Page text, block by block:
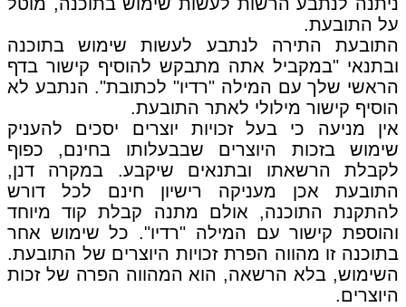
על התובעת.
התובעת התירה לנתבע לעשות שימוש בתוכנה
ובתנאי "במקביל אתה מתבקש להוסיף קישור בדף
הראשי שלך עם המילה "רדיו" לכתובת". הנתבע לא
הוסיף קישור מילולי לאתר התובעת.
אין מניעה כי בעל זכויות יוצרים יסכים להעניק
שימוש בזכות היוצרים שבבעלותו בחינם, כפוף
לקבלת הרשאתו ובתנאים שיקבע. במקרה דנן,
התובעת אכן מעניקה רישיון חינם לכל דורש
להתקנת התוכנה, אולם מתנה קבלת קוד מיוחד
והוספת קישור עם המילה "רדיו". כל שימוש אחר
בתוכנה זו מהווה הפרת זכויות היוצרים של התובעת.
השימוש, בלא הרשאה, הוא המהווה הפרה של זכות
היוצרים.